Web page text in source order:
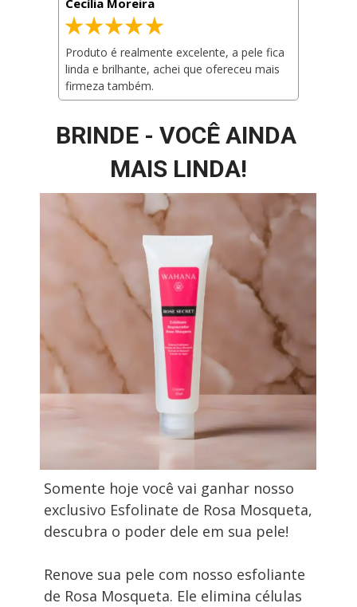
Produto é realmente excelente, a pele fica
linda e brilhante, achei que ofereceu mais
firmeza também.
BRINDE - VOCÊ AINDA
MAIS LINDA!
Somente hoje você vai ganhar nosso
exclusivo Esfolinate de Rosa Mosqueta,
descubra o poder dele em sua pele!
Renove sua pele com nosso esfoliante
de Rosa Mosqueta. Ele elimina células